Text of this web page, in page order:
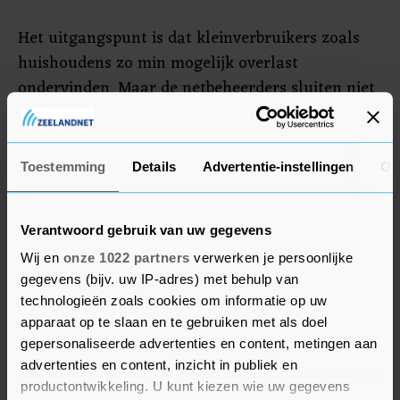
Toestemming Details Advertentie-instellingen
Verantwoord gebruik van uw gegevens
Wij en onze 1022 partners verwerken je persoonlijke
gegevens (bijv. uw IP-adres) met behulp van
technologieën zoals cookies om informatie op uw
apparaat op te slaan en te gebruiken met als doel
gepersonaliseerde advertenties en content, metingen aan
advertenties en content, inzicht in publiek en
productontwikkeling. U kunt kiezen wie uw gegevens
Het uitgangspunt is dat kleinverbruikers zoals
huishoudens zo min mogelijk overlast
ondervinden. Maar de netbeheerders sluiten niet
uit dat ook nieuwbouwwoningen in bepaalde
delen van de provincie straks moeten wachten op
aansluiting op het stroomnet. Daarnaast wijst
Kuik erop dat huishoudens kunnen helpen om de
elektriciteit buiten de spitsmomenten te
gebruiken. Mensen kunnen hun wasmachine
bijvoorbeeld beter overdag laten draaien en niet
in de vroege ochtend of rond het avondeten.
De netbeheerders investeren komende jaren
tevens miljarden in uitbreiding van het Noord-